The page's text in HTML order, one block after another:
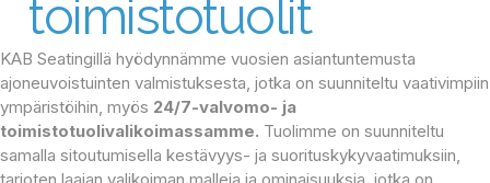
toimistotuolit
KAB Seatingillä hyödynnämme vuosien asiantuntemusta
ajoneuvoistuinten valmistuksesta, jotka on suunniteltu vaativimpiin
ympäristöihin, myös 24/7-valvomo- ja
toimistotuolivalikoimassamme. Tuolimme on suunniteltu
samalla sitoutumisella kestävyys- ja suorituskykyvaatimuksiin,